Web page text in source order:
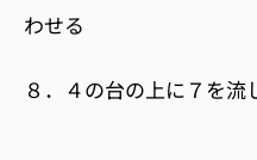
わせる
８．４の台の上に７を